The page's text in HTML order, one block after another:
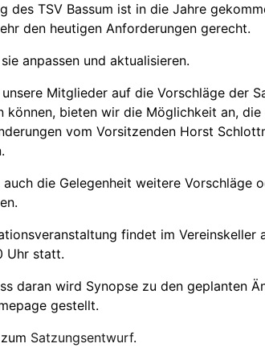
des TSV Bassum ist in die Jahre
den heutigen Anforderungen gerecht.
anpassen und aktualisieren.
Mitglieder auf die Vorschläge der
können, bieten wir die Möglichkeit an, die
vom Vorsitzenden Horst
die Gelegenheit weitere Vorschläge
findet im Vereinskeller
Uhr statt.
daran wird Synopse zu den geplanten
gestellt.
Satzungsentwurf.